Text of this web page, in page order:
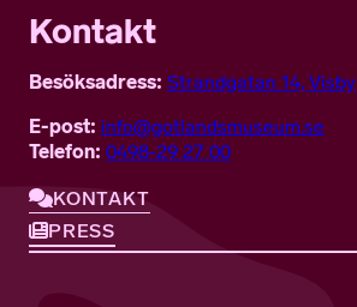
Kontakt
Besöksadress: Strandgatan 14, Visby
E-post: info@gotlandsmuseum.se
Telefon: 0498-29 27 00
KONTAKT
PRESS